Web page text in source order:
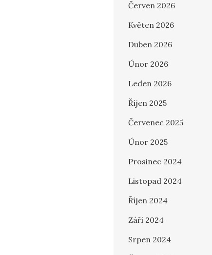
Červen 2026
Květen 2026
Duben 2026
Únor 2026
Leden 2026
Říjen 2025
Červenec 2025
Únor 2025
Prosinec 2024
Listopad 2024
Říjen 2024
Září 2024
Srpen 2024